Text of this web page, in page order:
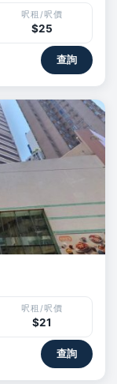
呎租/呎價
$25
查詢
呎租/呎價
$21
查詢